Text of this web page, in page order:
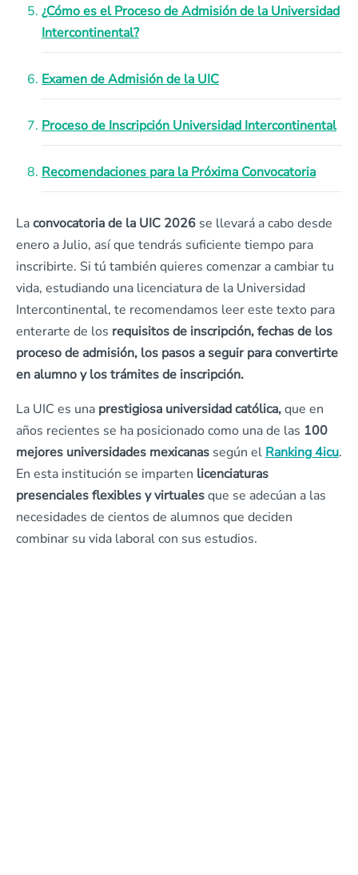
¿Cómo es el Proceso de Admisión de la Universidad
Intercontinental?
Examen de Admisión de la UIC
Proceso de Inscripción Universidad Intercontinental
Recomendaciones para la Próxima Convocatoria
Laconvocatoria de la UIC 2026 se llevará a cabo desde
enero a Julio, así que tendrás suficiente tiempo para
inscribirte. Si tú también quieres comenzar a cambiar tu
vida, estudiando una licenciatura de la Universidad
Intercontinental, te recomendamos leer este texto para
enterarte de los requisitos de inscripción, fechas de los
proceso de admisión, los pasos a seguir para convertirte
en alumnoy los trámites de inscripción.
La UIC es una prestigiosa universidad católica,que en
años recientes se ha posicionado como una de las 100
mejores universidades mexicanas según el Ranking 4icu.
En esta institución se imparten licenciaturas
presenciales flexibles y virtualesque se adecúan a las
necesidades de cientos de alumnos que deciden
combinar su vida laboral con sus estudios.